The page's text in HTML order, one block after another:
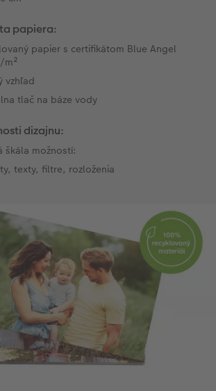
papiera:
papier s certifikátom Blue Angel
m²
vzhľad
tlač na báze vody
dizajnu:
škála možností:
texty, filtre, rozloženia